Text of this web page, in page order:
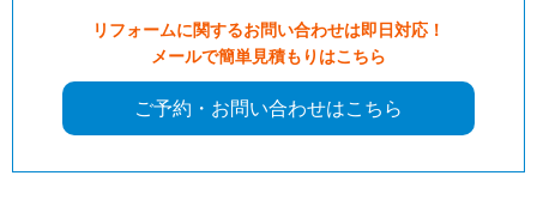
リフォームに関するお問い合わせは即日対応！
メールで簡単見積もりはこちら
ご予約・お問い合わせはこちら